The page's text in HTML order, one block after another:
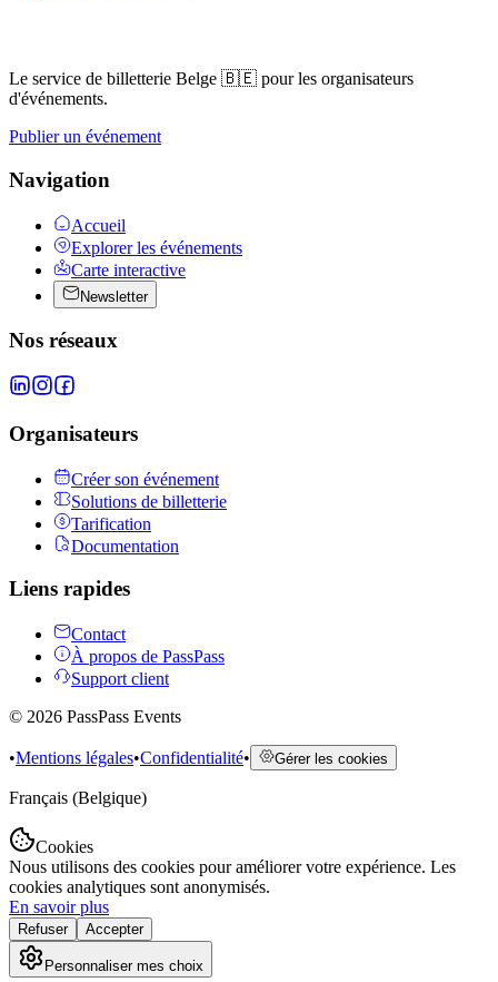
Le service de billetterie Belge 🇧🇪 pour les organisateurs
d'événements.
Publier un événement
Navigation
Accueil
Explorer les événements
Carte interactive
Newsletter
Nos réseaux
Organisateurs
Créer son événement
Solutions de billetterie
Tarification
Documentation
Liens rapides
Contact
À propos de PassPass
Support client
© 2026 PassPass Events
•Mentions légales•Confidentialité• Gérer les cookies
Français (Belgique)
Cookies
Nous utilisons des cookies pour améliorer votre expérience. Les
cookies analytiques sont anonymisés.
En savoir plus
Refuser Accepter
Personnaliser mes choix